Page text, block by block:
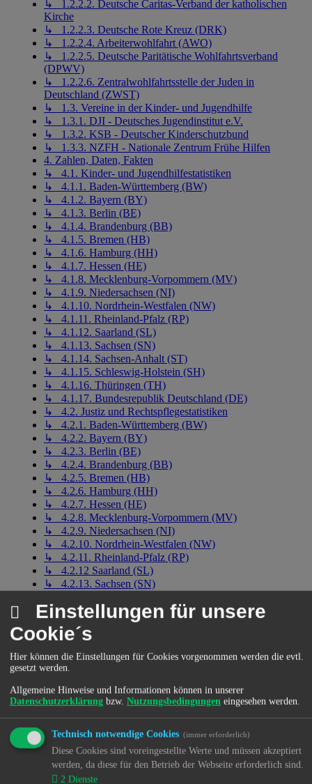
↳ 1.2.2.2. Deutsche Caritas-Verband der katholischen
Kirche
↳ 1.2.2.3. Deutsche Rote Kreuz (DRK)
↳ 1.2.2.4. Arbeiterwohlfahrt (AWO)
↳ 1.2.2.5. Deutsche Paritätische Wohlfahrtsverband
(DPWV)
↳ 1.2.2.6. Zentralwohlfahrtsstelle der Juden in
Deutschland (ZWST)
↳ 1.3. Vereine in der Kinder- und Jugendhilfe
↳ 1.3.1. DJI - Deutsches Jugendinstitut e.V.
↳ 1.3.2. KSB - Deutscher Kinderschutzbund
↳ 1.3.3. NZFH - Nationale Zentrum Frühe Hilfen
4. Zahlen, Daten, Fakten
↳ 4.1. Kinder- und Jugendhilfestatistiken
↳ 4.1.1. Baden-Württemberg (BW)
↳ 4.1.2. Bayern (BY)
↳ 4.1.3. Berlin (BE)
↳ 4.1.4. Brandenburg (BB)
↳ 4.1.5. Bremen (HB)
↳ 4.1.6. Hamburg (HH)
↳ 4.1.7. Hessen (HE)
↳ 4.1.8. Mecklenburg-Vorpommern (MV)
↳ 4.1.9. Niedersachsen (NI)
↳ 4.1.10. Nordrhein-Westfalen (NW)
↳ 4.1.11. Rheinland-Pfalz (RP)
↳ 4.1.12. Saarland (SL)
↳ 4.1.13. Sachsen (SN)
↳ 4.1.14. Sachsen-Anhalt (ST)
↳ 4.1.15. Schleswig-Holstein (SH)
↳ 4.1.16. Thüringen (TH)
↳ 4.1.17. Bundesrepublik Deutschland (DE)
↳ 4.2. Justiz und Rechtspflegestatistiken
↳ 4.2.1. Baden-Württemberg (BW)
↳ 4.2.2. Bayern (BY)
↳ 4.2.3. Berlin (BE)
↳ 4.2.4. Brandenburg (BB)
↳ 4.2.5. Bremen (HB)
↳ 4.2.6. Hamburg (HH)
↳ 4.2.7. Hessen (HE)
↳ 4.2.8. Mecklenburg-Vorpommern (MV)
↳ 4.2.9. Niedersachsen (NI)
↳ 4.2.10. Nordrhein-Westfalen (NW)
↳ 4.2.11. Rheinland-Pfalz (RP)
↳ 4.2.12 Saarland (SL)
↳ 4.2.13. Sachsen (SN)
↳ 4.2.15. Schleswig-Holstein (SH)
↳ 4.2.16. Thüringen (TH)
↳ 4.2.17. Bundesrepublik Deutschland (DE)
↳ 4.3. Sonstige Statisiken zu Kinder, Müttern, Vätern
und Großeltern
5. Einzelfälle
↳ 5.1. Baden-Württemberg (BW)
↳ 5.2. Bayern (BY)
↳ 5.8. Mecklenburg-Vorpommern (MV)
↳ 5.9. Niedersachsen (NI)
↳ 5.10. Nordrhein-Westfalen (NW)
↳ 5.11. Rheinland-Pfalz (RP)
↳ 5.16. Thüringen (TN)
Einstellungen für unsere
Cookie´s
Hier können die Einstellungen für Cookies vorgenommen werden die evtl.
gesetzt werden.
Allgemeine Hinweise und Informationen können in unserer
Datenschutzerklärung bzw. Nutzungsbedingungen eingesehen werden.
Technisch notwendige Cookies (immer erforderlich)
Diese Cookies sind voreingestellte Werte und müssen akzeptiert
werden, da diese für den Betrieb der Webseite erforderlich sind.
2 Dienste